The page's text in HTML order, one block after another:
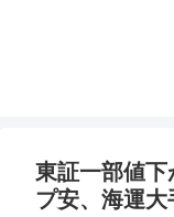
東証一部値
プ安、海運